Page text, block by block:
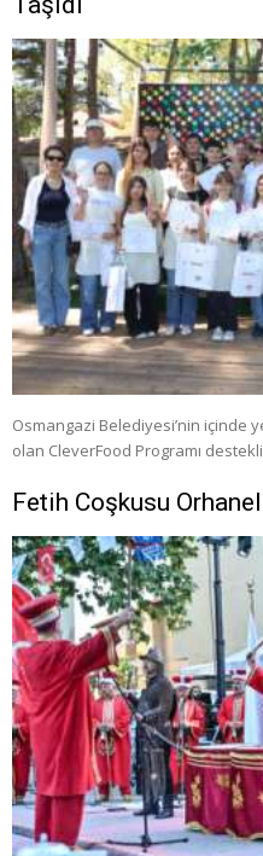
Osmangazi Belediyesi’nin içinde
olan CleverFood Programı
Fetih Coşkusu